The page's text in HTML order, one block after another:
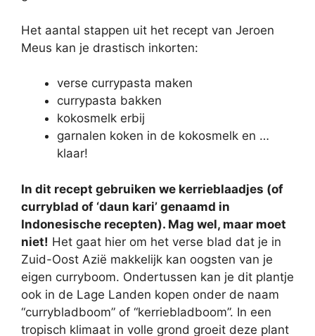
Het aantal stappen uit het recept van Jeroen
Meus kan je drastisch inkorten:
verse currypasta maken
currypasta bakken
kokosmelk erbij
garnalen koken in de kokosmelk en …
klaar!
In dit recept gebruiken we kerrieblaadjes (of
curryblad of ‘daun kari’ genaamd in
Indonesische recepten). Mag wel, maar moet
niet! Het gaat hier om het verse blad dat je in
Zuid-Oost Azië makkelijk kan oogsten van je
eigen curryboom. Ondertussen kan je dit plantje
ook in de Lage Landen kopen onder de naam
“currybladboom” of “kerriebladboom”. In een
tropisch klimaat in volle grond groeit deze plant